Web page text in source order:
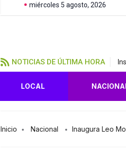
miércoles 5 agosto, 2026
NOTICIAS DE ÚLTIMA HORA
LOCAL
Inicio Nacional Inaugura Leo